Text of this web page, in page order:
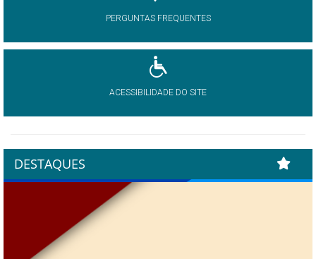
PERGUNTAS FREQUENTES
ACESSIBILIDADE DO SITE
DESTAQUES